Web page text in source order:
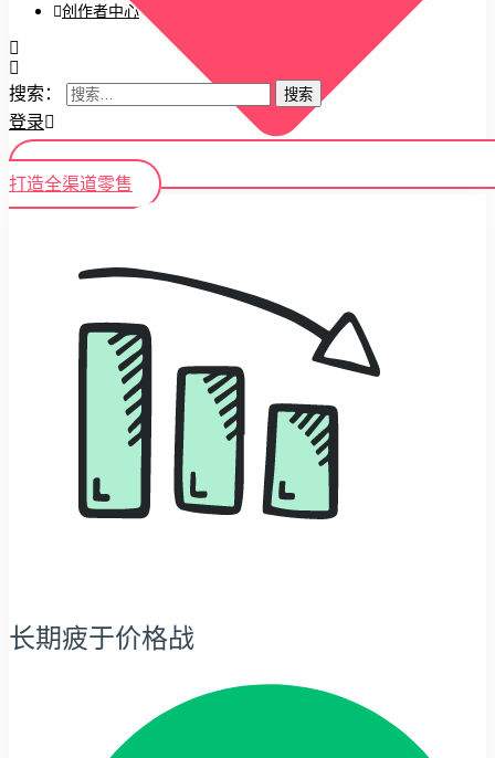
创作者中心
搜索：
登录
打造全渠道零售
长期疲于价格战